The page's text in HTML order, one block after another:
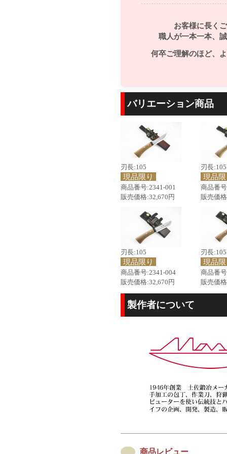
お客様に長く
職人が一本一本、
何卒ご理解のほど、
バリエーション商品
刃長:105
現品限り
商品番号:2341-001
販売価格:32,670円
刃長:105
現品
商品番
販売価
刃長:105
現品限り
商品番号:2341-004
販売価格:32,670円
刃長:105
現品
商品番
販売価
製作者について
商品レビュー